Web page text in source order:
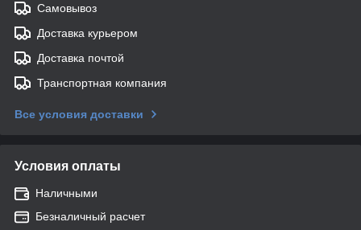
Самовывоз
Доставка курьером
Доставка почтой
Транспортная компания
Все условия доставки
Условия оплаты
Наличными
Безналичный расчет